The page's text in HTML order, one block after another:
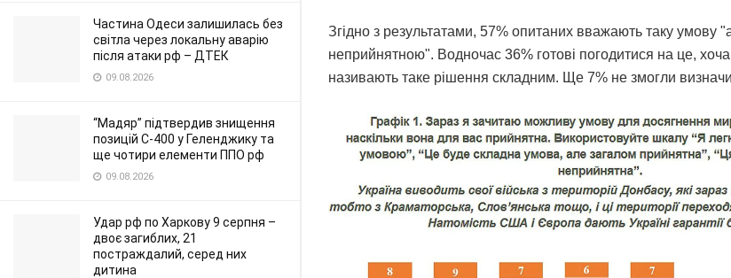
Частина Одеси залишилась без
світла через локальну аварію
після атаки рф – ДТЕК
09.08.2026
“Мадяр” підтвердив знищення
позицій С-400 у Геленджику та
ще чотири елементи ППО рф
09.08.2026
Удар рф по Харкову 9 серпня –
двоє загиблих, 21
постраждалий, серед них
дитина
Згідно з результатами, 57% опитаних вважають таку умову
неприйнятною". Водночас 36% готові погодитися на це, хоча
називають таке рішення складним. Ще 7% не змогли